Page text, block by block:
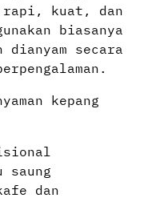
rapi, kuat, dan
biasanya
secara
kepang
saung
dan